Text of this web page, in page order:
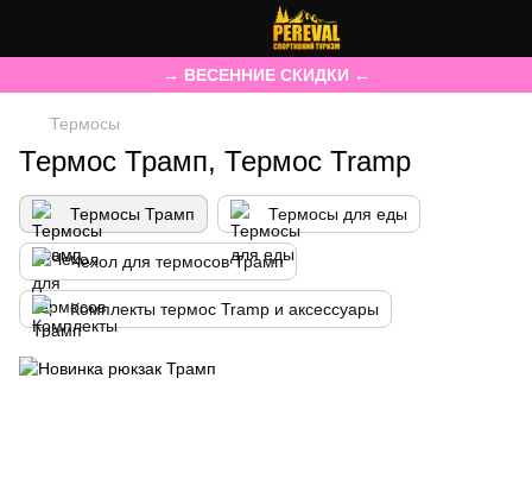
→ ВЕСЕННИЕ СКИДКИ ←
Термосы
Термос Трамп, Термос Tramp
Термосы Трамп Термосы для еды
Чехол для термосов Трамп
Комплекты термос Tramp и аксессуары